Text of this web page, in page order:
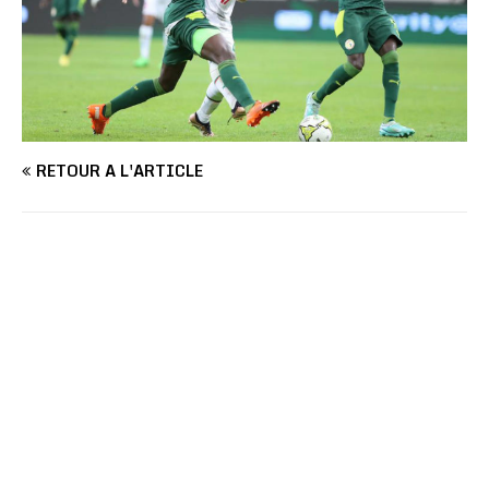
RETOUR À L'ARTICLE